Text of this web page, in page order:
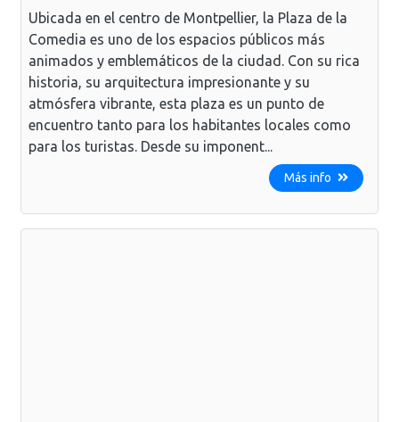
Ubicada en el centro de Montpellier, la Plaza de la
Comedia es uno de los espacios públicos más
animados y emblemáticos de la ciudad. Con su rica
historia, su arquitectura impresionante y su
atmósfera vibrante, esta plaza es un punto de
encuentro tanto para los habitantes locales como
para los turistas. Desde su imponent...
Más info